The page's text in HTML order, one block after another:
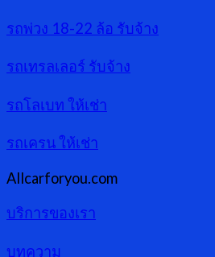
รถพ่วง 18-22 ล้อ รับจ้าง
รถเทรลเลอร์ รับจ้าง
รถโลเบท ให้เช่า
รถเครน ให้เช่า
Allcarforyou.com
บริการของเรา
บทความ